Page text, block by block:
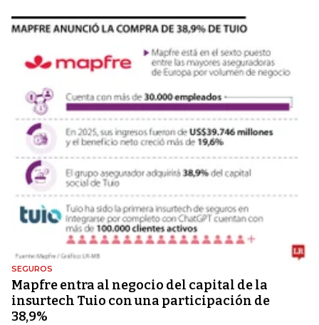
SEGUROS
Mapfre entra al negocio del capital de la
insurtech Tuio con una participación de
38,9%